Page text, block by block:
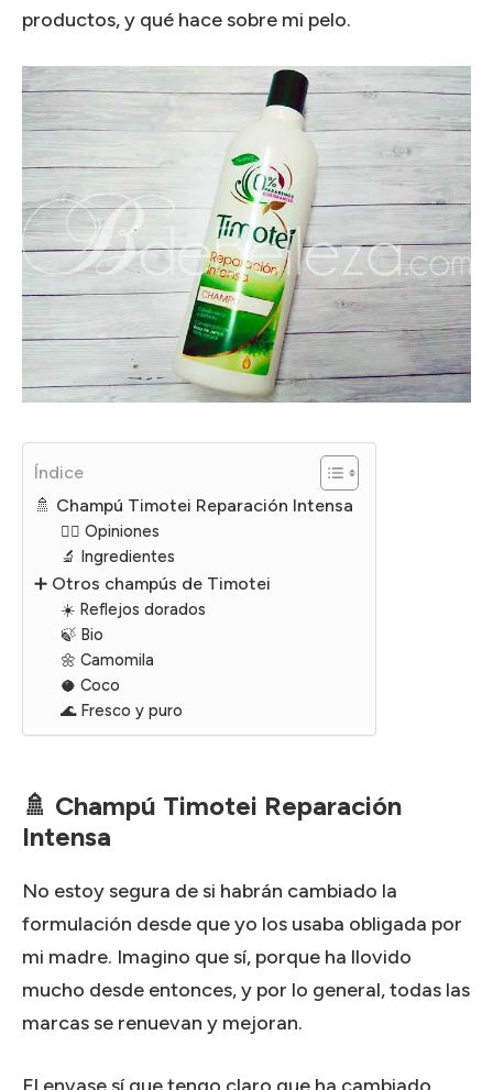
productos, y qué hace sobre mi pelo.
Índice
🚿 Champú Timotei Reparación Intensa
🙋‍♀️ Opiniones
🔬 Ingredientes
➕ Otros champús de Timotei
☀️ Reflejos dorados
🍃 Bio
🌼 Camomila
🥥 Coco
🌊 Fresco y puro
🚿 Champú Timotei Reparación
Intensa
No estoy segura de si habrán cambiado la
formulación desde que yo los usaba obligada por
mi madre. Imagino que sí, porque ha llovido
mucho desde entonces, y por lo general, todas las
marcas se renuevan y mejoran.